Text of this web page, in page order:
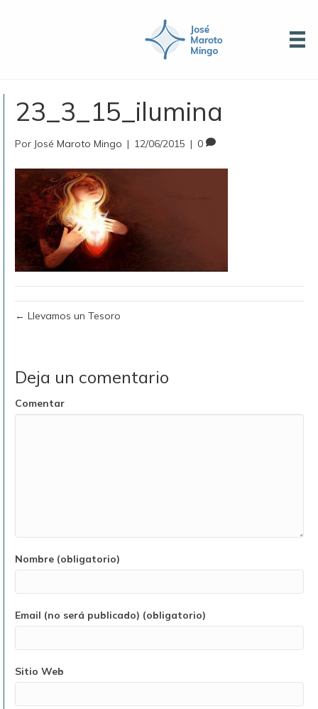
23_3_15_ilumina
Por José Maroto Mingo | 12/06/2015 | 0
← Llevamos un Tesoro
Deja un comentario
Comentar
Nombre (obligatorio)
Email (no será publicado) (obligatorio)
Sitio Web